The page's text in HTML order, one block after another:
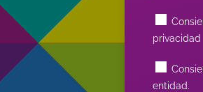
privacidad
entidad.